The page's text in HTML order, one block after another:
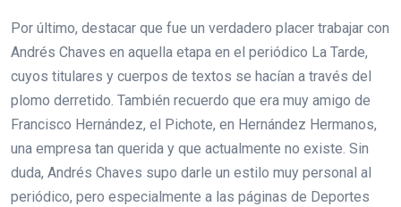
Por último, destacar que fue un verdadero placer trabajar con
Andrés Chaves en aquella etapa en el periódico La Tarde,
cuyos titulares y cuerpos de textos se hacían a través del
plomo derretido. También recuerdo que era muy amigo de
Francisco Hernández, el Pichote, en Hernández Hermanos,
una empresa tan querida y que actualmente no existe. Sin
duda, Andrés Chaves supo darle un estilo muy personal al
periódico, pero especialmente a las páginas de Deportes